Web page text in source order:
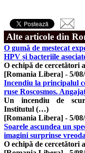
Alte articole din
O gumă de mestecat
HPV și bacteriile
O echipă de cercetători
[Romania Libera] - 5/
Incendiu la principalul
ruse Roscosmos.
Un incendiu de
Institutul (…)
[Romania Libera] - 5/
Soarele ascundea un
imagini surprinse
O echipă de cercetători